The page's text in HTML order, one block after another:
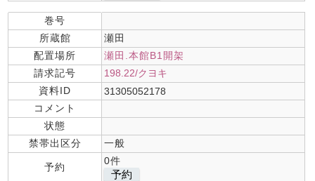
巻号
所蔵館
瀬田
配置場所
瀬田.本館B1開架
請求記号
198.22/クヨキ
資料ID
31305052178
コメント
状態
禁帯出区分
一般
予約
0件
予約